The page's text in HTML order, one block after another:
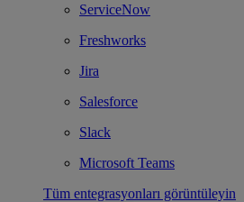
ServiceNow
Freshworks
Jira
Salesforce
Slack
Microsoft Teams
Tüm entegrasyonları görüntüleyin